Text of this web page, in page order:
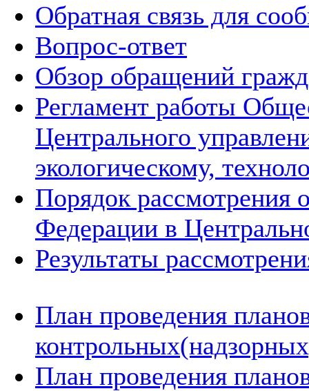
Обратная связь для
Вопрос-ответ
Обзор обращений
Регламент работы
Центрального
экологическому,
Порядок рассмотрения
Федерации в
Результаты
План проведения
План проведения